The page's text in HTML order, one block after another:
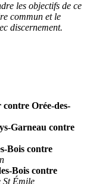
les objectifs de ce
commun et le
discernement.
Orée-des-
Garneau contre
Bois contre
Bois contre
St Émile